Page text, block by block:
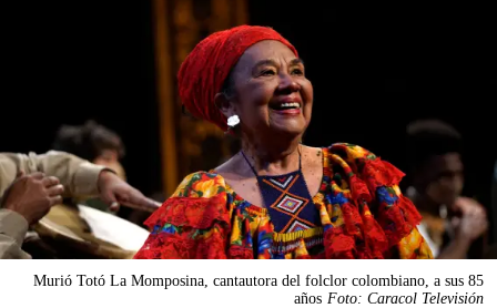
Murió Totó La Momposina, cantautora del folclor colombiano, a sus 85
años Foto: Caracol Televisión